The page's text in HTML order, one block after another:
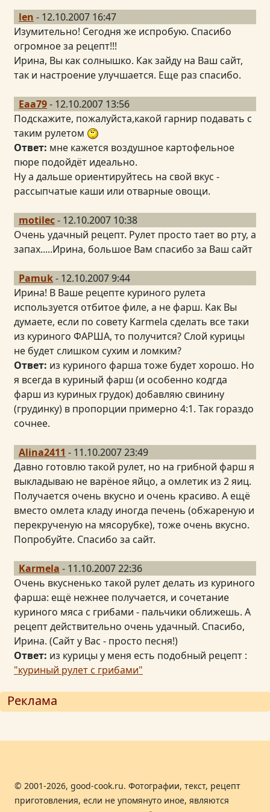
len - 12.10.2007 16:47
Изумительно! Сегодня же испробую. Спасибо
огромное за рецепт!!!
Ирина, Вы как солнышко. Как зайду на Ваш сайт,
так и настроение улучшается. Еще раз спасибо.
Eaa79- 12.10.2007 13:56
Подскажите, пожалуйста,какой гарнир подавать с
таким рулетом
Ответ: мне кажется воздушное картофельное
пюре подойдёт идеально.
Ну а дальше ориентируйтесь на свой вкус -
рассыпчатые каши или отварные овощи.
motilec- 12.10.2007 10:38
Очень удачный рецепт. Рулет просто тает во рту, а
запах.....Ирина, большое Вам спасибо за Ваш сайт
Pamuk- 12.10.2007 9:44
Ирина! В Ваше рецепте куриного рулета
используется отбитое филе, а не фарш. Как Вы
думаете, если по совету Karmela сделать все таки
из куриного ФАРША, то получится? Слой курицы
не будет слишком сухим и ломким?
Ответ: из куриного фарша тоже будет хорошо. Но
я всегда в куриный фарш (и особенно кодгда
фарш из куриных грудок) добавляю свинину
(грудинку) в пропорции примерно 4:1. Так гораздо
сочнее.
Alina2411 - 11.10.2007 23:49
Давно готовлю такой рулет, но на грибной фарш я
выкладываю не варёное яйцо, а омлетик из 2 яиц.
Получается очень вкусно и очень красиво. А ещё
вместо омлета кладу иногда печень (обжареную и
перекрученую на мясорубке), тоже очень вкусно.
Попробуйте. Спасибо за сайт.
Karmela - 11.10.2007 22:36
Очень вкусненько такой рулет делать из куриного
фарша: ещё нежнее получается, и сочетание
куриного мяса с грибами - пальчики оближешь. А
рецепт действительно очень удачный. Спасибо,
Ирина. (Сайт у Вас - просто песня!)
Ответ: из курицы у меня есть подобный рецепт :
"куриный рулет с грибами"
Реклама
© 2001-2026, good-cook.ru. Фотографии, текст, рецепт
приготовления, если не упомянуто иное, являются